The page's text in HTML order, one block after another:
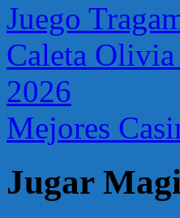
Juego
Caleta
2026
Mejores
Jugar